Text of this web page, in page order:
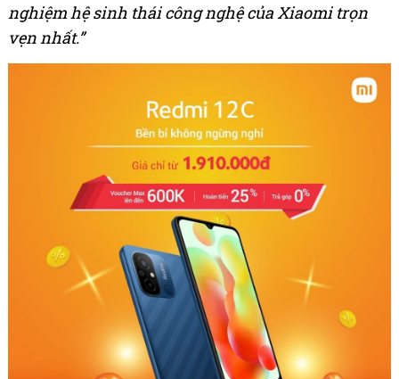
nghiệm hệ sinh thái công nghệ của Xiaomi trọn
vẹn nhất.”